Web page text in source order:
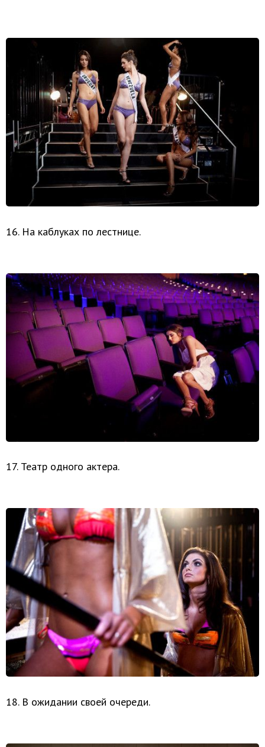
16. На каблуках по лестнице.
17. Театр одного актера.
18. В ожидании своей очереди.